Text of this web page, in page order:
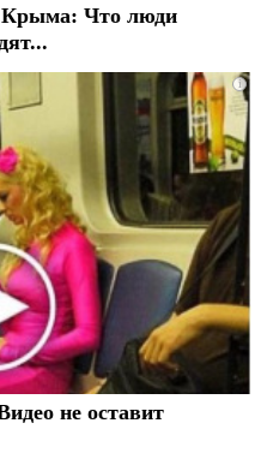
Крыма: Что люди
i
не оставит